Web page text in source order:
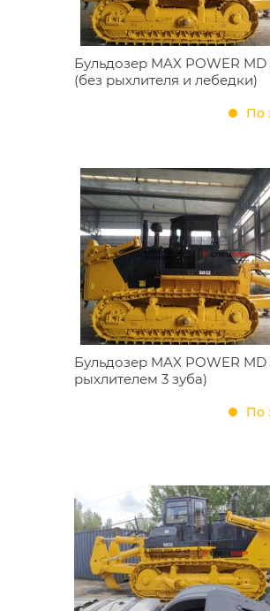
Бульдозер MAX POWER MD
(без рыхлителя и лебедки)
По
Бульдозер MAX POWER MD
рыхлителем 3 зуба)
По